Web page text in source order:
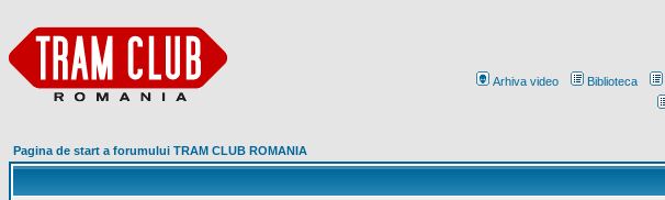
Arhiva video Biblioteca
Pagina de start a forumului TRAM CLUB ROMANIA